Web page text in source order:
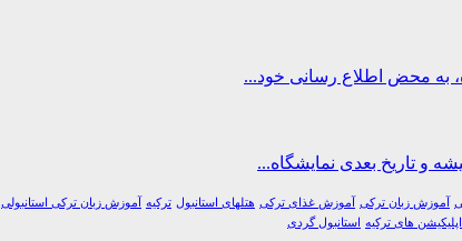
به محض اطلاع رسانی خود...
و تاریخ بعدی نمایشگاه...
آموزش زبان ترکی آموزش غذای ترکی هتلهای استانبول ترکیه آموزش زبان ترکی استانبولی
اپلیکیشن های ترکیه استانبول گردی